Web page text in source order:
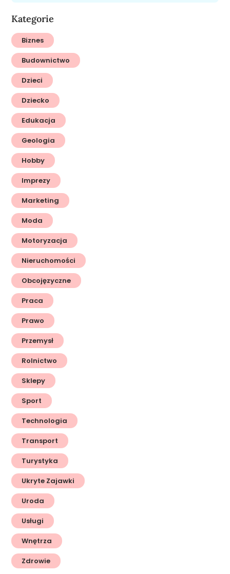
Kategorie
Biznes
Budownictwo
Dzieci
Dziecko
Edukacja
Geologia
Hobby
Imprezy
Marketing
Moda
Motoryzacja
Nieruchomości
Obcojęzyczne
Praca
Prawo
Przemysł
Rolnictwo
Sklepy
Sport
Technologia
Transport
Turystyka
Ukryte Zajawki
Uroda
Usługi
Wnętrza
Zdrowie